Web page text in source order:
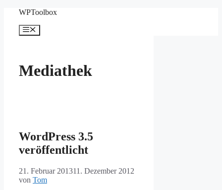
springen
WPToolbox
Menü
Mediathek
WordPress 3.5
veröffentlicht
21. Februar 201311. Dezember 2012
von Tom